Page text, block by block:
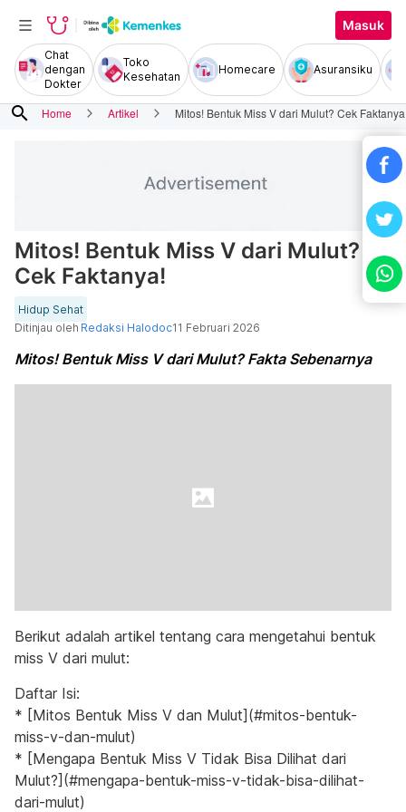
Masuk
Chat
dengan
Dokter
Toko
Kesehatan
Homecare Asuransiku
search Home Artikel Mitos! Bentuk Miss V dari Mulut? Cek
Mitos! Bentuk Miss V dari Mulut?
Cek Faktanya!
Hidup Sehat
Ditinjau oleh Redaksi Halodoc11 Februari 2026
Mitos! Bentuk Miss V dari Mulut? Fakta Sebenarnya
Berikut adalah artikel tentang cara mengetahui bentuk
miss V dari mulut:
Daftar Isi:
* [Mitos Bentuk Miss V dan Mulut](#mitos-bentuk-
miss-v-dan-mulut)
* [Mengapa Bentuk Miss V Tidak Bisa Dilihat dari
Mulut?](#mengapa-bentuk-miss-v-tidak-bisa-dilihat-
dari-mulut)